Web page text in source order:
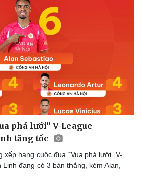
Ô tô - Xe máy
Ô tô
Xe máy
Tư vấn
phá lưới” V-League
tăng tốc
xếp hạng cuộc đua “Vua phá lưới” V-
đang có 3 bàn thắng, kém Alan,